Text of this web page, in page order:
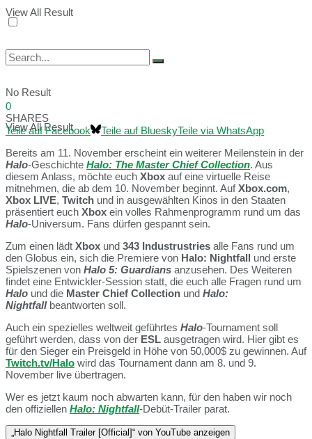
View All Result
No Result
View All Result
0
SHARES
Teile auf Facebook
Teile auf BlueskyTeile via WhatsApp
Bereits am 11. November erscheint ein weiterer Meilenstein in der
Halo-Geschichte Halo: The Master Chief Collection. Aus
diesem Anlass, möchte euch Xbox auf eine virtuelle Reise
mitnehmen, die ab dem 10. November beginnt. AufXbox.com,
Xbox LIVE, Twitch und in ausgewählten Kinos in den Staaten
präsentiert euch Xbox ein volles Rahmenprogramm rund um das
Halo-Universum. Fans dürfen gespannt sein.
Zum einen lädt Xbox und 343 Industrustries alle Fans rund um
den Globus ein, sich die Premiere von Halo: Nightfall und erste
Spielszenen von Halo 5: Guardians anzusehen. Des Weiteren
findet eine Entwickler-Session statt, die euch alle Fragen rund um
Halo und die Master Chief Collection und Halo:
Nightfall beantworten soll.
Auch ein spezielles weltweit geführtes Halo-Tournament soll
geführt werden, dass von der ESL ausgetragen wird. Hier gibt es
für den Sieger ein Preisgeld in Höhe von 50,000$ zu gewinnen. Auf
Twitch.tv/Halo wird das Tournament dann am 8. und 9.
November live übertragen.
Wer es jetzt kaum noch abwarten kann, für den haben wir noch
den offiziellen Halo: Nightfall-Debüt-Trailer parat.
„Halo Nightfall Trailer [Official]“ von YouTube anzeigen